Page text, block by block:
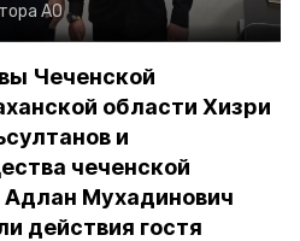
АО
Чеченской
области Хизри
и
чеченской
Адлан Мухадинович
действия гостя